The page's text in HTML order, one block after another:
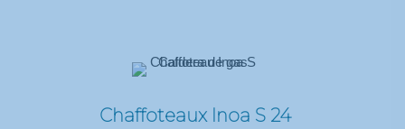
Chaffoteaux Inoa S 24